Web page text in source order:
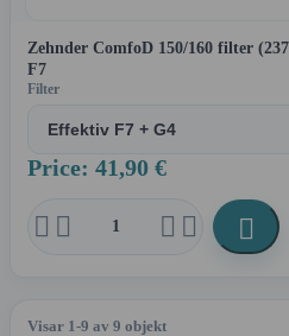
Zehnder ComfoD 150/160 filter
F7
Filter
Price: 41,90 €
    
Visar 1-9 av 9 objekt